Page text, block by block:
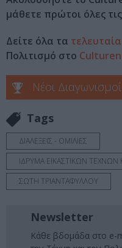
μάθετε πρώτοι όλες
Δείτε όλα τα
Πολιτισμό στο
Νέοι Διαγωνισμοί
Tags
ΔΙΑΛΕΞΕΙΣ - ΟΜΙΛΙΕΣ
ΙΔΡΥΜΑ ΕΙΚΑΣΤΙΚΩΝ
ΣΩΤΗ ΤΡΙΑΝΤΑΦΥΛΛΟΥ
Newsletter
Κάθε βδομάδα στο e-